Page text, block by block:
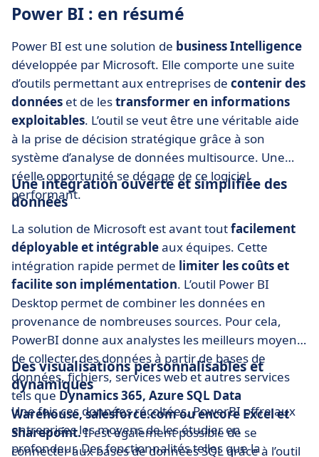
Power BI : en résumé
Power BI est une solution de business Intelligence
développée par Microsoft. Elle comporte une suite
d’outils permettant aux entreprises de contenir des
données et de lestransformer en informations
exploitables. L’outil se veut être une véritable aide
à la prise de décision stratégique grâce à son
système d’analyse de données multisource. Une
réelle opportunité se dégage de ce logiciel
performant.
Une intégration ouverte et simplifiée des
données
La solution de Microsoft est avant toutfacilement
déployable et intégrableaux équipes. Cette
intégration rapide permet de limiter les coûts et
facilite son implémentation. L’outil Power BI
Desktop permet de combiner les données en
provenance de nombreuses sources. Pour cela,
PowerBI donne aux analystes les meilleurs moyens
de collecter des données à partir de bases de
données, fichiers, services web et autres services
tels queDynamics 365, Azure SQL Data
Warehouse, salesforce.com ou encore Excel et
Sharepoint.Il est également possible de se
connecter aux bases de données SQL grâce à l’outil
Des visualisations personnalisables et
dynamiques
Une fois ces données récoltées, PowerBI offre aux
entreprises les moyens de les étudier en
profondeur. Des fonctionnalités telles que la